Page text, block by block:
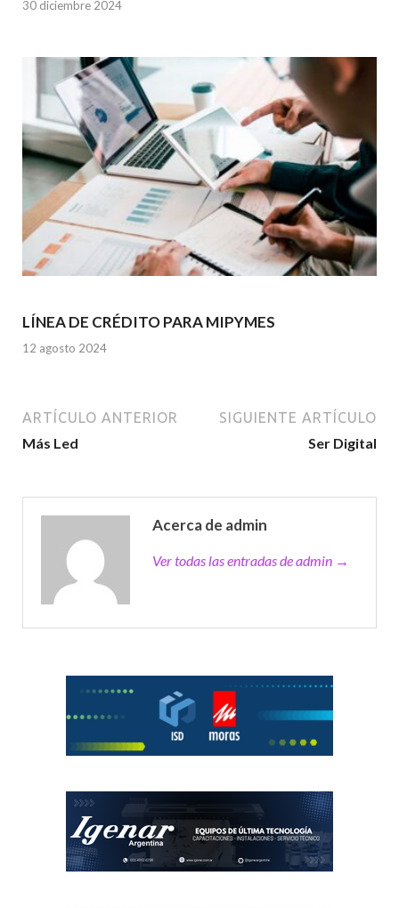
30 diciembre 2024
LÍNEA DE CRÉDITO PARA MIPYMES
12 agosto 2024
ARTÍCULO ANTERIOR
Más Led
SIGUIENTE ARTÍCULO
Ser Digital
Acerca de admin
Ver todas las entradas de admin →